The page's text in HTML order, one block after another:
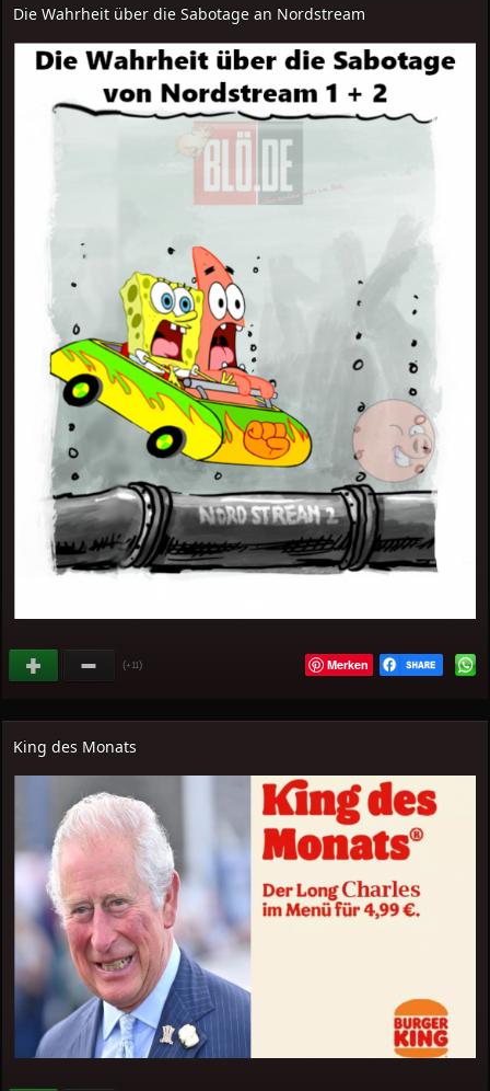
Die Wahrheit über die Sabotage an Nordstream
(+11) Merken
King des Monats